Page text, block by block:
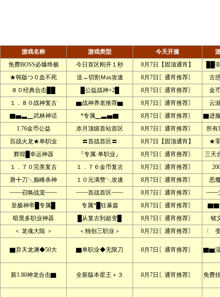
游戏名称 游戏类型 今天开服
免费BOSS必爆终极
今日首区刚开１秒 8月7日【固顶通宵】
██
★韩版つ０血不死
送→切割Ｍax攻速 8月7日〖通宵推荐〗
古
８０经典合击██
█公益战神+2█ 8月7日〖通宵推荐〗
金
１．８０战神复古
▆战神养老推荐▆ 8月7日〖通宵推荐〗
云
▇▅▃▁武林神话
*专属▁▃▅▇ 8月7日〖通宵推荐〗
▇进
1.76金币公益
赤月顶级首站首区 8月7日〖通宵推荐〗
所有
百战火龙★单职业
〓首战首区〓 8月7日【固顶通宵】
★
辉煌█幸运神器
『专属·单职业』 8月7日〖通宵推荐〗
三天
１．７０完美复古
１．７６金币复古 8月7日〖通宵推荐〗
唐╋刀╲巅峰杀神
１０元满赞╲攻速 8月7日〖通宵推荐〗
恶
┉┉召唤战宠┉┉
┉┉首战首区┉┉ 8月7日〖通宵推荐〗
┉┉
皇极神帝█专属█
专属*█狂暴篇 8月7日〖通宵推荐〗
暗黑多职业神器
█从复古到超变█ 8月7日〖通宵推荐〗
铭
＜ 龙魂大陆 ＞
＜独创三职业＞ 8月7日〖通宵推荐〗 〈
▇弃天龙渊◆50大 ▇单职业◆无限刀 8月7日〖通宵推荐〗 ▇▆
新1.80神龙合击▇ 全新版本星王＋３ 8月7日〖通宵推荐〗 免费